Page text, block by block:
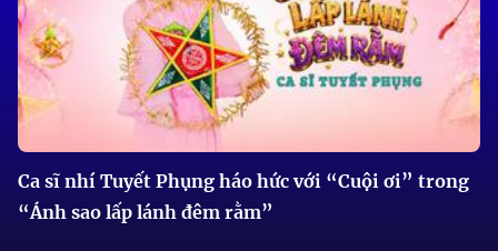
Ca sĩ nhí Tuyết Phụng háo hức với “Cuội ơi” trong
“Ánh sao lấp lánh đêm rằm”